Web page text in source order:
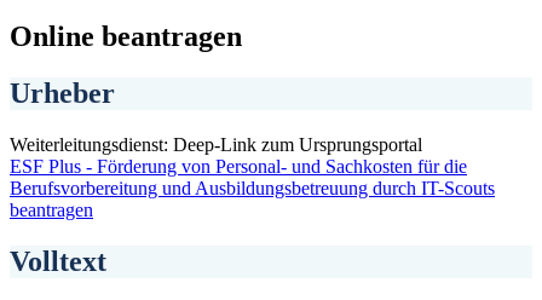
Online beantragen
Urheber
Weiterleitungsdienst: Deep-Link zum Ursprungsportal
ESF Plus - Förderung von Personal- und Sachkosten für die
Berufsvorbereitung und Ausbildungsbetreuung durch IT-Scouts
beantragen
Volltext